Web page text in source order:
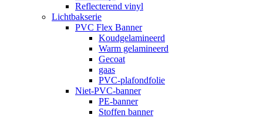
Reflecterend vinyl
Lichtbakserie
PVC Flex Banner
Koudgelamineerd
Warm gelamineerd
Gecoat
gaas
PVC-plafondfolie
Niet-PVC-banner
PE-banner
Stoffen banner